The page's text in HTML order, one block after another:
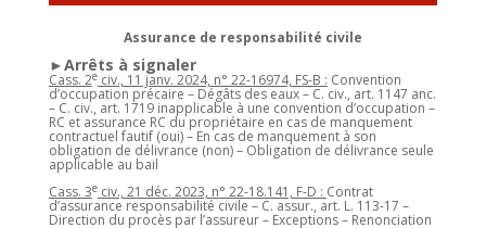
Assurance de responsabilité civile
►Arrêts à signaler
Cass. 2eciv., 11 janv. 2024, n° 22-16974, FS-B : Convention
d’occupation précaire – Dégâts des eaux – C. civ., art. 1147 anc.
– C. civ., art. 1719 inapplicable à une convention d’occupation –
RC et assurance RC du propriétaire en cas de manquement
contractuel fautif (oui) – En cas de manquement à son
obligation de délivrance (non) – Obligation de délivrance seule
applicable au bail
Cass. 3eciv., 21 déc. 2023, n° 22-18.141, F-D : Contrat
d’assurance responsabilité civile – C. assur., art. L. 113-17 –
Direction du procès par l’assureur – Exceptions – Renonciation